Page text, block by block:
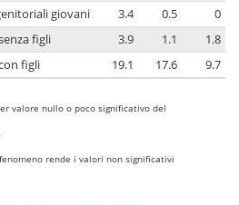
giovani
3.4 0.5
0
figli
3.9 1.1
1.8
figli
19.1 17.6 9.7
valore nullo o poco significativo del
rende i valori non significativi